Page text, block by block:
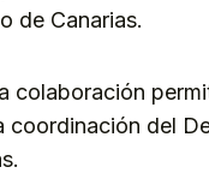
de Canarias.
colaboración
coordinación del